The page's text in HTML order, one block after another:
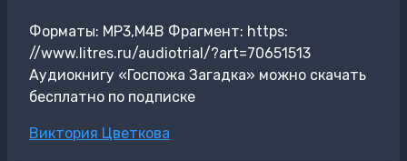
Форматы: MP3,M4B Фрагмент: https:
//www.litres.ru/audiotrial/?art=70651513
Аудиокнигу «Госпожа Загадка» можно скачать
бесплатно по подписке
Метки
Виктория Цветкова